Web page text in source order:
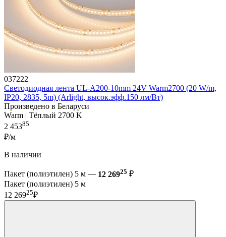
037222
Светодиодная лента UL-A200-10mm 24V Warm2700 (20 W/m,
IP20, 2835, 5m) (Arlight, высок.эфф.150 лм/Вт)
Произведено в Беларуси
Warm | Тёплый 2700 K
2 45385
₽/м
В наличии
Пакет (полиэтилен) 5 м — 12 26925 ₽
Пакет (полиэтилен) 5 м
12 26925₽